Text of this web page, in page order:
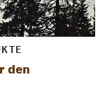
den